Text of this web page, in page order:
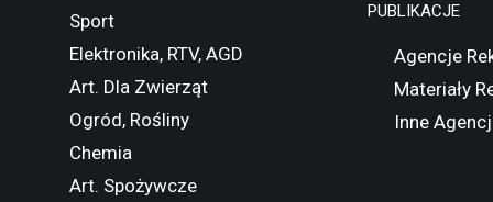
Sport
Elektronika, RTV, AGD
Art. Dla Zwierząt
Ogród, Rośliny
Chemia
Art. Spożywcze
PUBLIKACJE
Agencje
Materiały
Inne